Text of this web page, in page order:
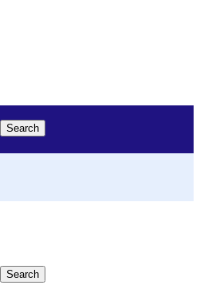
Search
Search